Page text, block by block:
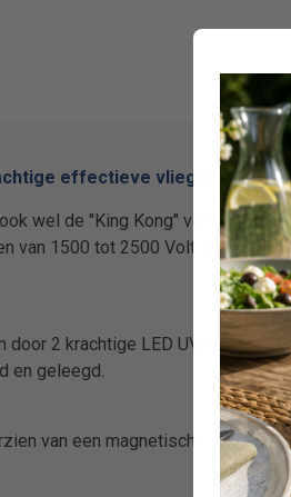
effectieve vliegenlamp.
wel de "King Kong" van de
van 1500 tot 2500 Volt is deze
door 2 krachtige LED UVA-
en geleegd.
van een magnetische